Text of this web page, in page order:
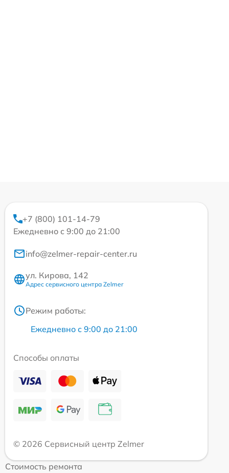
+7 (800) 101-14-79
Ежедневно с 9:00 до 21:00
info@zelmer-repair-center.ru
ул. Кирова, 142
Адрес сервисного центра Zelmer
Режим работы:
Ежедневно с 9:00 до 21:00
Способы оплаты
© 2026 Сервисный центр Zelmer
Стоимость ремонта